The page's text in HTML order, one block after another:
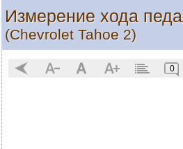
Измерение хода
(Chevrolet Tahoe 2)
0